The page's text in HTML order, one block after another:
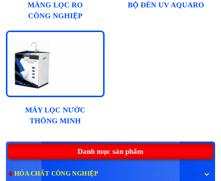
Danh mục sản phẩm
HÓA CHẤT CÔNG NGHIỆP
MÀNG LỌC RO
CÔNG NGHIỆP
BỘ ĐÈN UV AQUARO
MÁY LỌC NƯỚC
THÔNG MINH
10 CẤP - CAO CẤP